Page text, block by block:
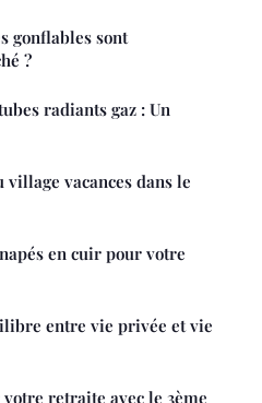
gonflables sont
?
radiants gaz : Un
en cuir pour votre
entre vie privée et vie
retraite avec le 3ème